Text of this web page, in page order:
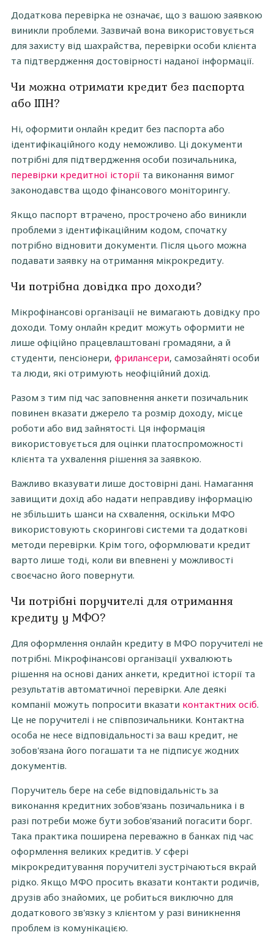
Додаткова перевірка не означає, що з вашою заявкою
виникли проблеми. Зазвичай вона використовується
для захисту від шахрайства, перевірки особи клієнта
та підтвердження достовірності наданої інформації.
Чи можна отримати кредит без паспорта
або ІПН?
Ні, оформити онлайн кредит без паспорта або
ідентифікаційного коду неможливо. Ці документи
потрібні для підтвердження особи позичальника,
перевірки кредитної історії та виконання вимог
законодавства щодо фінансового моніторингу.
Якщо паспорт втрачено, прострочено або виникли
проблеми з ідентифікаційним кодом, спочатку
потрібно відновити документи. Після цього можна
подавати заявку на отримання мікрокредиту.
Чи потрібна довідка про доходи?
Мікрофінансові організації не вимагають довідку про
доходи. Тому онлайн кредит можуть оформити не
лише офіційно працевлаштовані громадяни, а й
студенти, пенсіонери, фрилансери, самозайняті особи
та люди, які отримують неофіційний дохід.
Разом з тим під час заповнення анкети позичальник
повинен вказати джерело та розмір доходу, місце
роботи або вид зайнятості. Ця інформація
використовується для оцінки платоспроможності
клієнта та ухвалення рішення за заявкою.
Важливо вказувати лише достовірні дані. Намагання
завищити дохід або надати неправдиву інформацію
не збільшить шанси на схвалення, оскільки МФО
використовують скорингові системи та додаткові
методи перевірки. Крім того, оформлювати кредит
варто лише тоді, коли ви впевнені у можливості
своєчасно його повернути.
Чи потрібні поручителі для отримання
кредиту у МФО?
Для оформлення онлайн кредиту в МФО поручителі не
потрібні. Мікрофінансові організації ухвалюють
рішення на основі даних анкети, кредитної історії та
результатів автоматичної перевірки. Але деякі
компанії можуть попросити вказати контактних осіб.
Це не поручителі і не співпозичальники. Контактна
особа не несе відповідальності за ваш кредит, не
зобов'язана його погашати та не підписує жодних
документів.
Поручитель бере на себе відповідальність за
виконання кредитних зобов'язань позичальника і в
разі потреби може бути зобов'язаний погасити борг.
Така практика поширена переважно в банках під час
оформлення великих кредитів. У сфері
мікрокредитування поручителі зустрічаються вкрай
рідко. Якщо МФО просить вказати контакти родичів,
друзів або знайомих, це робиться виключно для
додаткового зв'язку з клієнтом у разі виникнення
проблем із комунікацією.